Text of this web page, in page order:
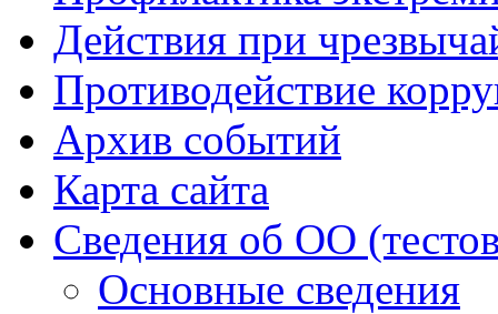
Действия при
Противодействие
Архив событий
Карта сайта
Сведения об ОО
Основные сведения